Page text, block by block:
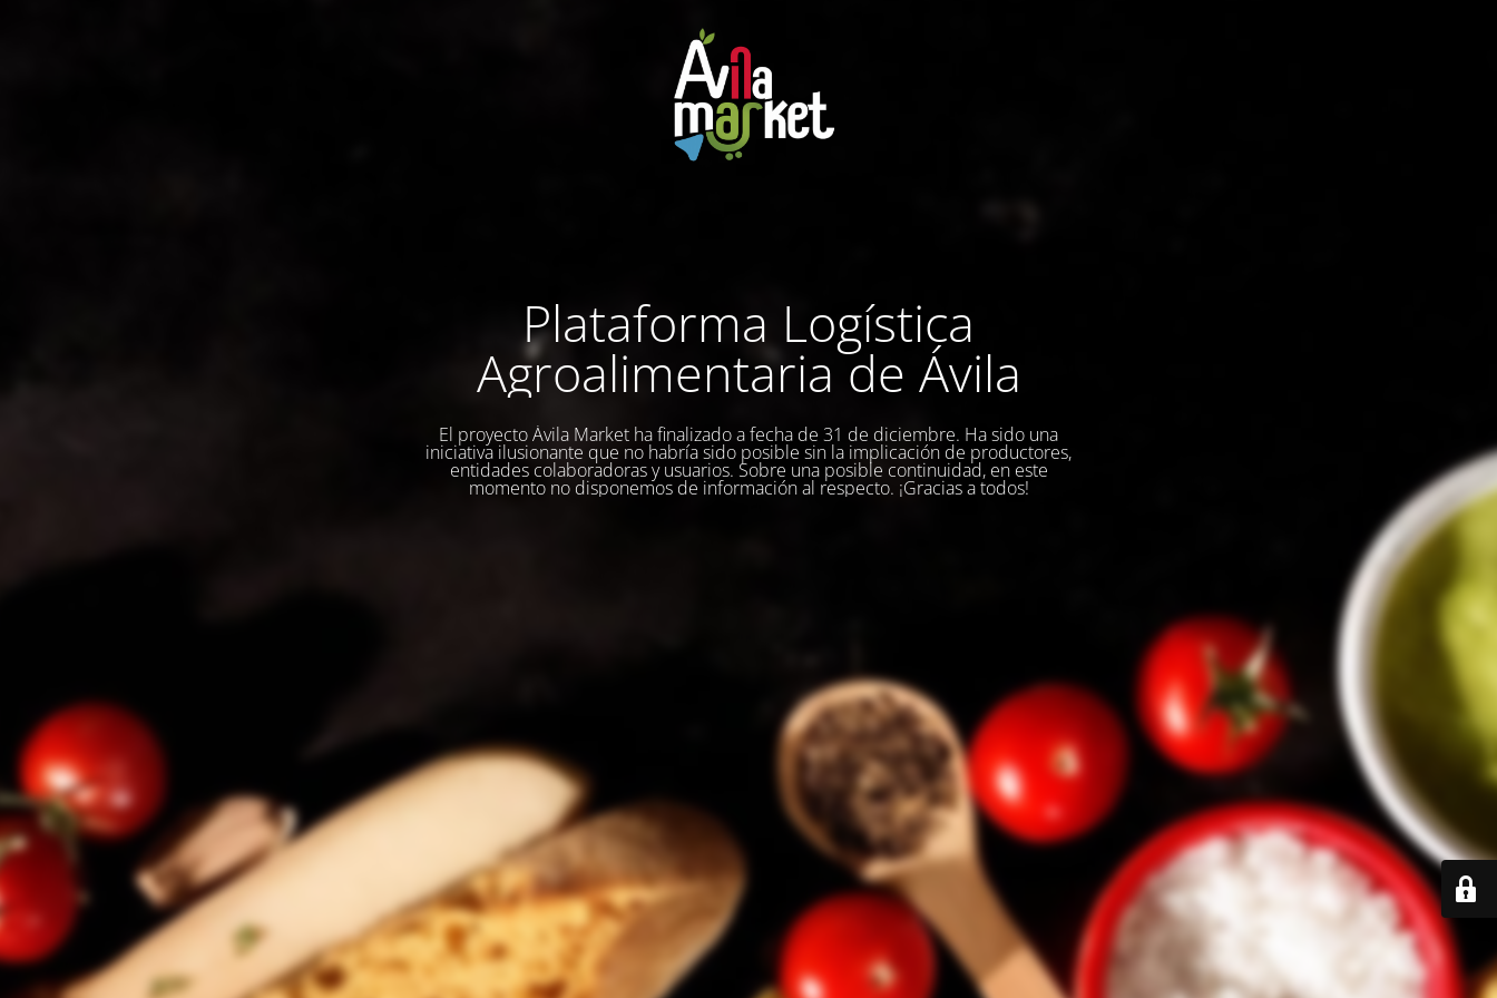
Plataforma Logística
Agroalimentaria de Ávila
El proyecto Ávila Market ha finalizado a fecha de 31 de diciembre. Ha sido una
iniciativa ilusionante que no habría sido posible sin la implicación de productores,
entidades colaboradoras y usuarios. Sobre una posible continuidad, en este
momento no disponemos de información al respecto. ¡Gracias a todos!